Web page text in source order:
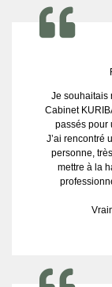
Je souhaitais
Cabinet
passés pour
J’ai rencontré
personne,
mettre à la